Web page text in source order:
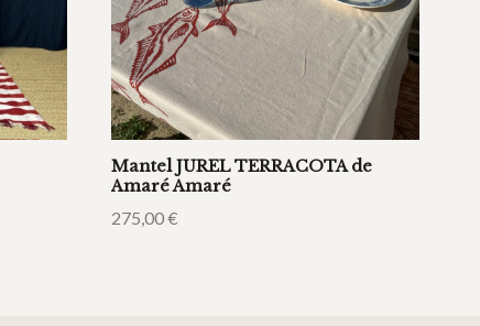
Mantel JUREL TERRACOTA de
Amaré Amaré
275,00€